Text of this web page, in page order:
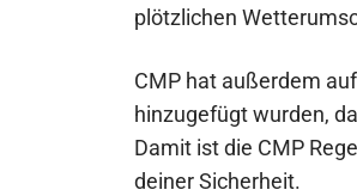
plötzlichen
CMP hat außerdem
hinzugefügt wurden,
Damit ist die CMP
deiner Sicherheit.